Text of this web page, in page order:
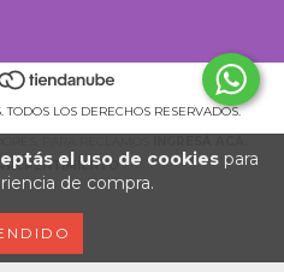
el uso de cookiespara
de compra.
LOS DERECHOS RESERVADOS.